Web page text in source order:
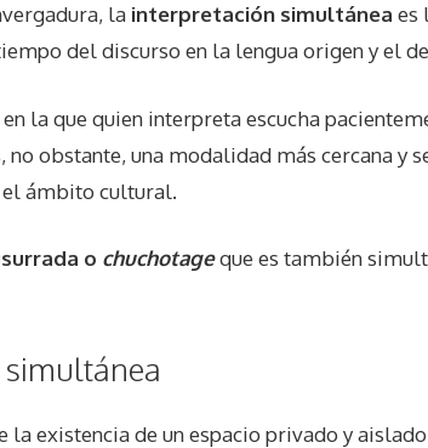
la interpretación simultánea es
del discurso en la lengua origen y el
la que quien interpreta escucha
obstante, una modalidad más cercana y
el ámbito cultural.
o chuchotageque es también
existencia de un espacio privado y